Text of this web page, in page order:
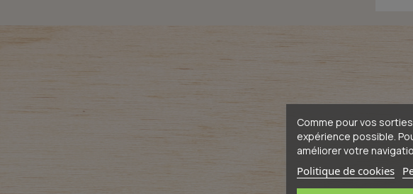
Comme pour vos
expérience possible.
améliorer votre
Politique de cookies